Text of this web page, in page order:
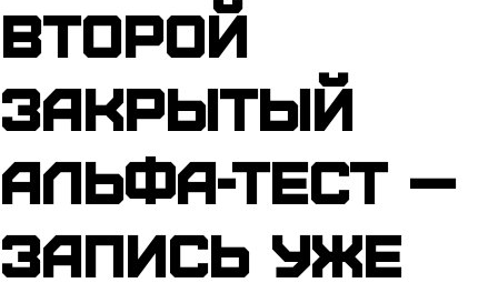
второй
закрытый
альфа-тест —
запись уже